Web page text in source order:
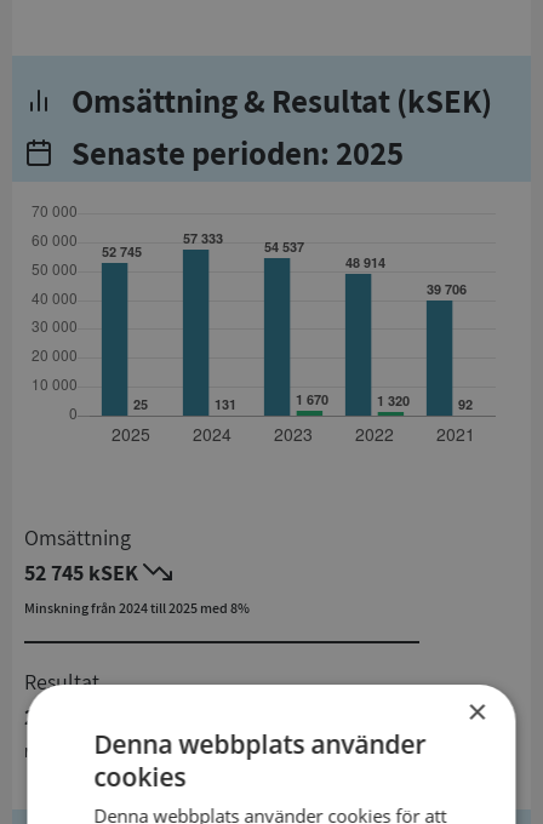
Omsättning & Resultat (kSEK)
Senaste perioden: 2025
Omsättning
52 745 kSEK
Minskning från 2024 till 2025 med 8%
Resultat
25 kSEK
Minskning från 2024 till 2025 med 80,9%
×
Denna webbplats använder
cookies
Denna webbplats använder cookies för att